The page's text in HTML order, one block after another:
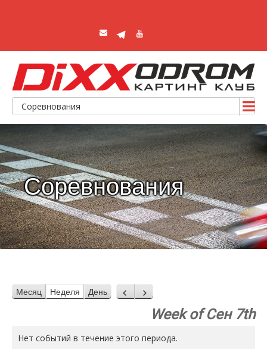
Соревнования
Соревнования
Месяц Неделя День Назад
Вперед
Week of Сен 7th
Нет событий в течение этого периода.